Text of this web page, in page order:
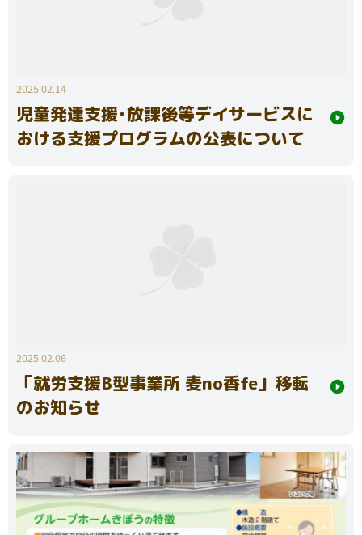
2025.02.14
児童発達支援･放課後等デイサービスに
おける支援プログラムの公表について
2025.02.06
「就労支援B型事業所 麦no香fe」移転
のお知らせ